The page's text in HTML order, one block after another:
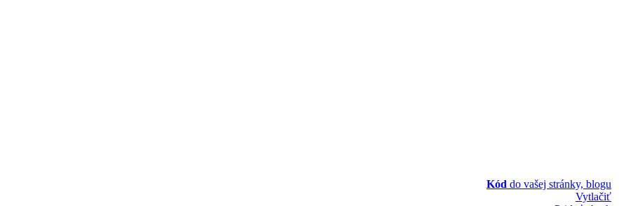
Kód do vašej stránky, blogu
Vytlačiť